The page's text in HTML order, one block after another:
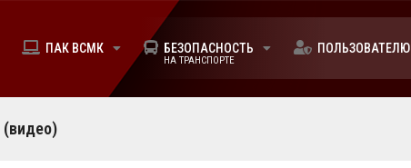
ПАК ВСМК БЕЗОПАСНОСТЬ
НА ТРАНСПОРТЕ
ПОЛЬЗОВАТЕЛЮ
(видео)